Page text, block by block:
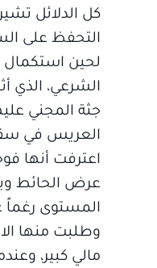
كل الدلائل
التحفظ على
لحين استكمال
الشرعي، الذي
جثة المجني
العريس في
اعترفت أنها
عرض الحائط
المستوى رغماً
وطلبت منها
مالي كبير،